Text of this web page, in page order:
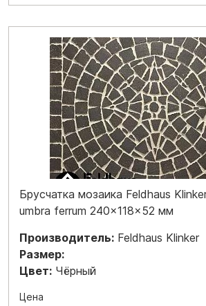
Брусчатка мозаика Feldhaus
umbra ferrum 240x118x52 мм
Производитель: Feldhaus Klinker
Размер:
Цвет: Чёрный
Цена